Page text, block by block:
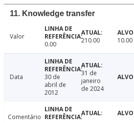
11. Knowledge transfer
Valor
0.00
210.00 10.00
Data
30 de
abril de
2012
31 de
janeiro
de 2024
Comentário